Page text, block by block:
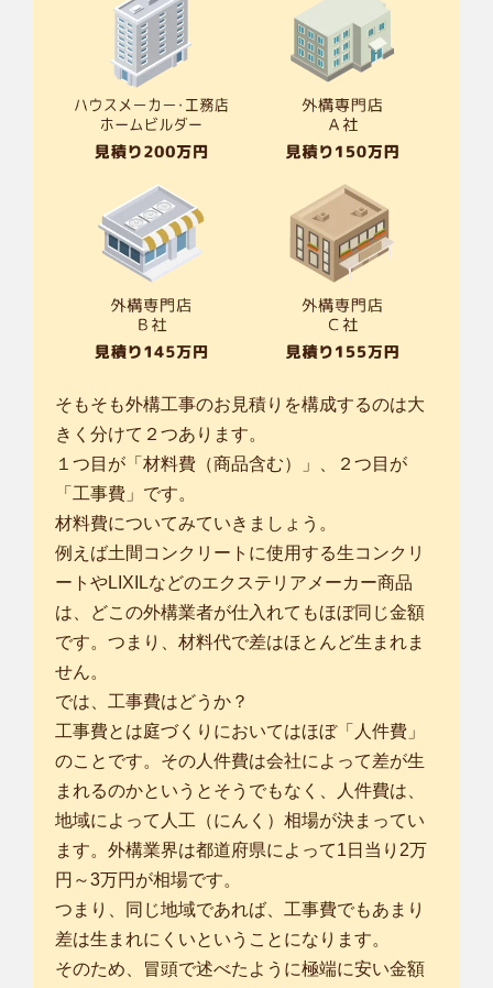
そもそも外構工事のお見積りを構成するのは大
きく分けて２つあります。
１つ目が「材料費（商品含む）」、２つ目が
「工事費」です。
材料費についてみていきましょう。
例えば土間コンクリートに使用する生コンクリ
ートやLIXILなどのエクステリアメーカー商品
は、どこの外構業者が仕入れてもほぼ同じ金額
です。つまり、材料代で差はほとんど生まれま
せん。
では、工事費はどうか？
工事費とは庭づくりにおいてはほぼ「人件費」
のことです。その人件費は会社によって差が生
まれるのかというとそうでもなく、人件費は、
地域によって人工（にんく）相場が決まってい
ます。外構業界は都道府県によって1日当り2万
円～3万円が相場です。
つまり、同じ地域であれば、工事費でもあまり
差は生まれにくいということになります。
そのため、冒頭で述べたように極端に安い金額